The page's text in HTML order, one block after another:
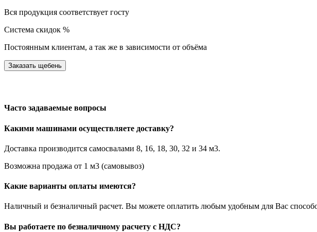
Вся продукция соответствует госту
Система скидок %
Постоянным клиентам, а так же в зависимости от объёма
Заказать щебень
Часто задаваемые вопросы
Какими машинами осуществляете доставку?
Доставка производится самосвалами 8, 16, 18, 30, 32 и 34 м3.
Возможна продажа от 1 м3 (самовывоз)
Какие варианты оплаты имеются?
Наличный и безналичный расчет. Вы можете оплатить любым удобным для Вас
Вы работаете по безналичному расчету с НДС?